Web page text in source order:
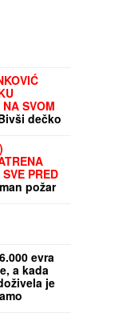
SVOM
dečko